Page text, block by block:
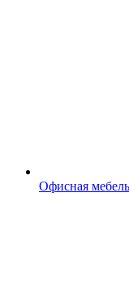
Офисная мебель